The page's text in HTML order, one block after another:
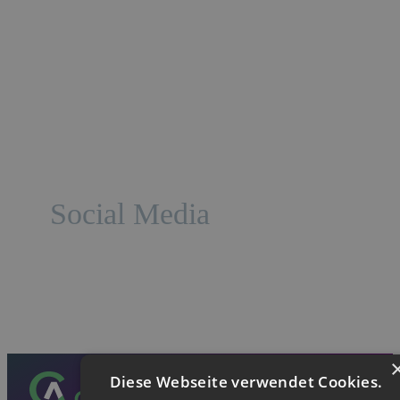
Social Media
Diese Webseite verwendet Cookies.